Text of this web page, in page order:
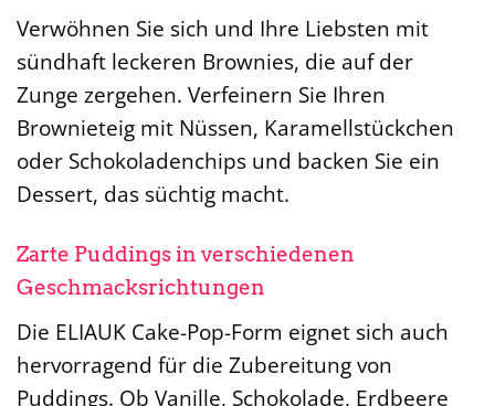
Verwöhnen Sie sich und Ihre Liebsten mit
sündhaft leckeren Brownies, die auf der
Zunge zergehen. Verfeinern Sie Ihren
Brownieteig mit Nüssen, Karamellstückchen
oder Schokoladenchips und backen Sie ein
Dessert, das süchtig macht.
Zarte Puddings in verschiedenen
Geschmacksrichtungen
Die ELIAUK Cake-Pop-Form eignet sich auch
hervorragend für die Zubereitung von
Puddings. Ob Vanille, Schokolade, Erdbeere